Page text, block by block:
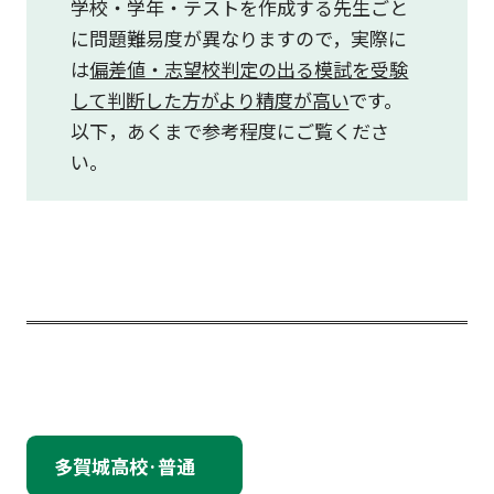
学校・学年・テストを作成する先生ごと
に問題難易度が異なりますので，実際に
は偏差値・志望校判定の出る模試を受験
して判断した方がより精度が高いです。
以下，あくまで参考程度にご覧くださ
い。
多賀城高校·普通